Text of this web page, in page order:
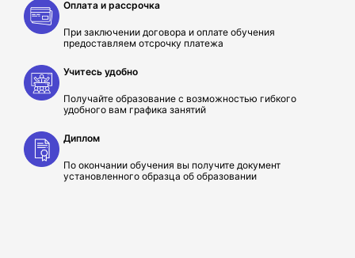
Оплата и рассрочка
При заключении договора и оплате обучения
предоставляем отсрочку платежа
Учитесь удобно
Получайте образование с возможностью гибкого
удобного вам графика занятий
Диплом
По окончании обучения вы получите документ
установленного образца об образовании